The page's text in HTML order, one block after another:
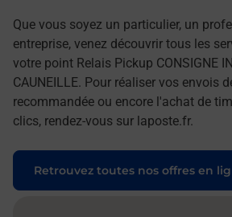
Que vous soyez un particulier, un
entreprise, venez découvrir tous les
votre point Relais Pickup CONSIGNE
CAUNEILLE. Pour réaliser vos envois
recommandée ou encore l'achat de
clics, rendez-vous sur laposte.fr.
Retrouvez toutes nos offres en